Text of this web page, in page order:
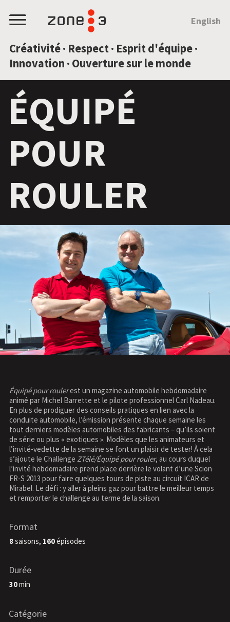
Menu
Créativité · Respect · Esprit d'équipe ·
Innovation · Ouverture sur le monde
English
ÉQUIPÉ
POUR
ROULER
Équipé pour roulerest un magazine automobile hebdomadaire
animé par Michel Barrette et le pilote professionnel Carl Nadeau.
En plus de prodiguer des conseils pratiques en lien avec la
conduite automobile, l’émission présente chaque semaine les
tout derniers modèles automobiles des fabricants – qu’ils soient
de série ou plus « exotiques ». Modèles que les animateurs et
l’invité-vedette de la semaine se font un plaisir de tester! À cela
s’ajoute le Challenge ZTélé/Équipé pour rouler, au cours duquel
l’invité hebdomadaire prend place derrière le volant d’une Scion
FR-S 2013 pour faire quelques tours de piste au circuit ICAR de
Mirabel. Le défi : y aller à pleins gaz pour battre le meilleur temps
et remporter le challenge au terme de la saison.
Format
8saisons, 160épisodes
Durée
30min
Catégorie